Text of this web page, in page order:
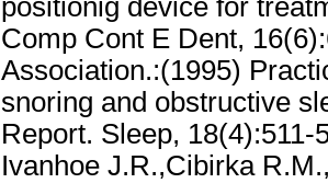
positionig device for
Comp Cont E Dent,
Association.:(1995)
snoring and obstructive
Report. Sleep, 18(4):511-
Ivanhoe J.R.,Cibirka